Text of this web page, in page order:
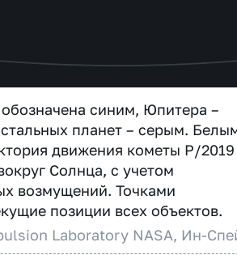
синим, Юпитера –
планет – серым.
движения кометы P/
Солнца, с учетом
возмущений. Точками
позиции всех объектов.
Laboratory NASA, Ин-